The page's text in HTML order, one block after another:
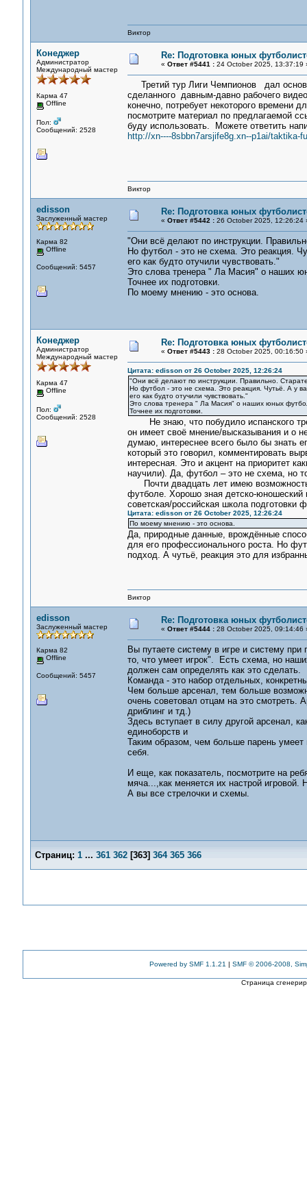
Виктор
Конеджер
Администратор
Международный мастер
Карма 47
Offline
Пол:
Сообщений: 2528
Re: Подготовка юных
« Ответ #5441 :24 October 2025, 13:37:19
Третий тур Лиги Чемпионов дал
сделанного давным-давно рабочего
конечно, потребует некоторого времени
посмотрите материал по предлагаемой
буду использовать. Можете ответить
http://xn----8sbbn7arsjife8g.xn--p1ai/
Виктор
edisson
Заслуженный мастер
Карма 82
Offline
Сообщений: 5457
Re: Подготовка юных
« Ответ #5442 :26 October 2025, 12:26:24
"Они всё делают по инструкции.
Но футбол - это не схема. Это реакция.
его как будто отучили чувствовать."
Это слова тренера " Ла Масия" о наших
Точнее их подготовки.
По моему мнению - это основа.
Конеджер
Администратор
Международный мастер
Карма 47
Offline
Пол:
Сообщений: 2528
Re: Подготовка юных
« Ответ #5443 :28 October 2025, 00:16:50
Цитата: edisson от 26 October 2025, 12:26:24
"Они всё делают по инструкции. Правильно.
Но футбол - это не схема. Это реакция. Чутьё. А у
его как будто отучили чувствовать."
Это слова тренера " Ла Масия" о наших юных
Точнее их подготовки.
Не знаю, что побудило испанского
он имеет своё мнение/высказывания и о
думаю, интереснее всего было бы знать
который это говорил, комментировать
интересная. Это и акцент на приоритет
научили). Да, футбол – это не схема, но
Почти двадцать лет имею возможность
футболе. Хорошо зная детско-юношеский
советская/российская школа подготовки
Цитата: edisson от 26 October 2025, 12:26:24
По моему мнению - это основа.
Да, природные данные, врождённые
для его профессионального роста. Но
подход. А чутьё, реакция это для
Виктор
edisson
Заслуженный мастер
Карма 82
Offline
Сообщений: 5457
Re: Подготовка юных
« Ответ #5444 :28 October 2025, 09:14:46
Вы путаете систему в игре и систему
то, что умеет игрок". Есть схема, но
должен сам определять как это сделать.
Команда - это набор отдельных,
Чем больше арсенал, тем больше
очень советовал отцам на это
дриблинг и тд.)
Здесь вступает в силу другой арсенал,
единоборств и
Таким образом, чем больше парень умеет
себя.
И еще, как показатель, посмотрите на
мяча...,как меняется их настрой игровой.
А вы все стрелочки и схемы.
Страниц: 1 ... 361 362[363] 364 365 366
Powered by SMF 1.1.21 | SMF © 2006-2008,
Страница